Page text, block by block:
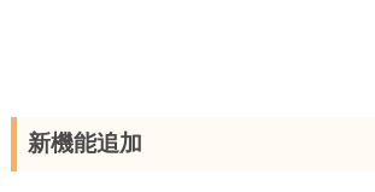
新機能追加